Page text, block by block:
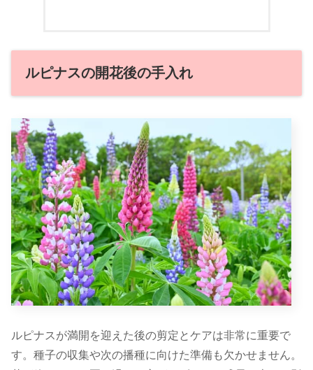
ルピナスの開花後の手入れ
ルピナスが満開を迎えた後の剪定とケアは非常に重要で
す。種子の収集や次の播種に向けた準備も欠かせません。